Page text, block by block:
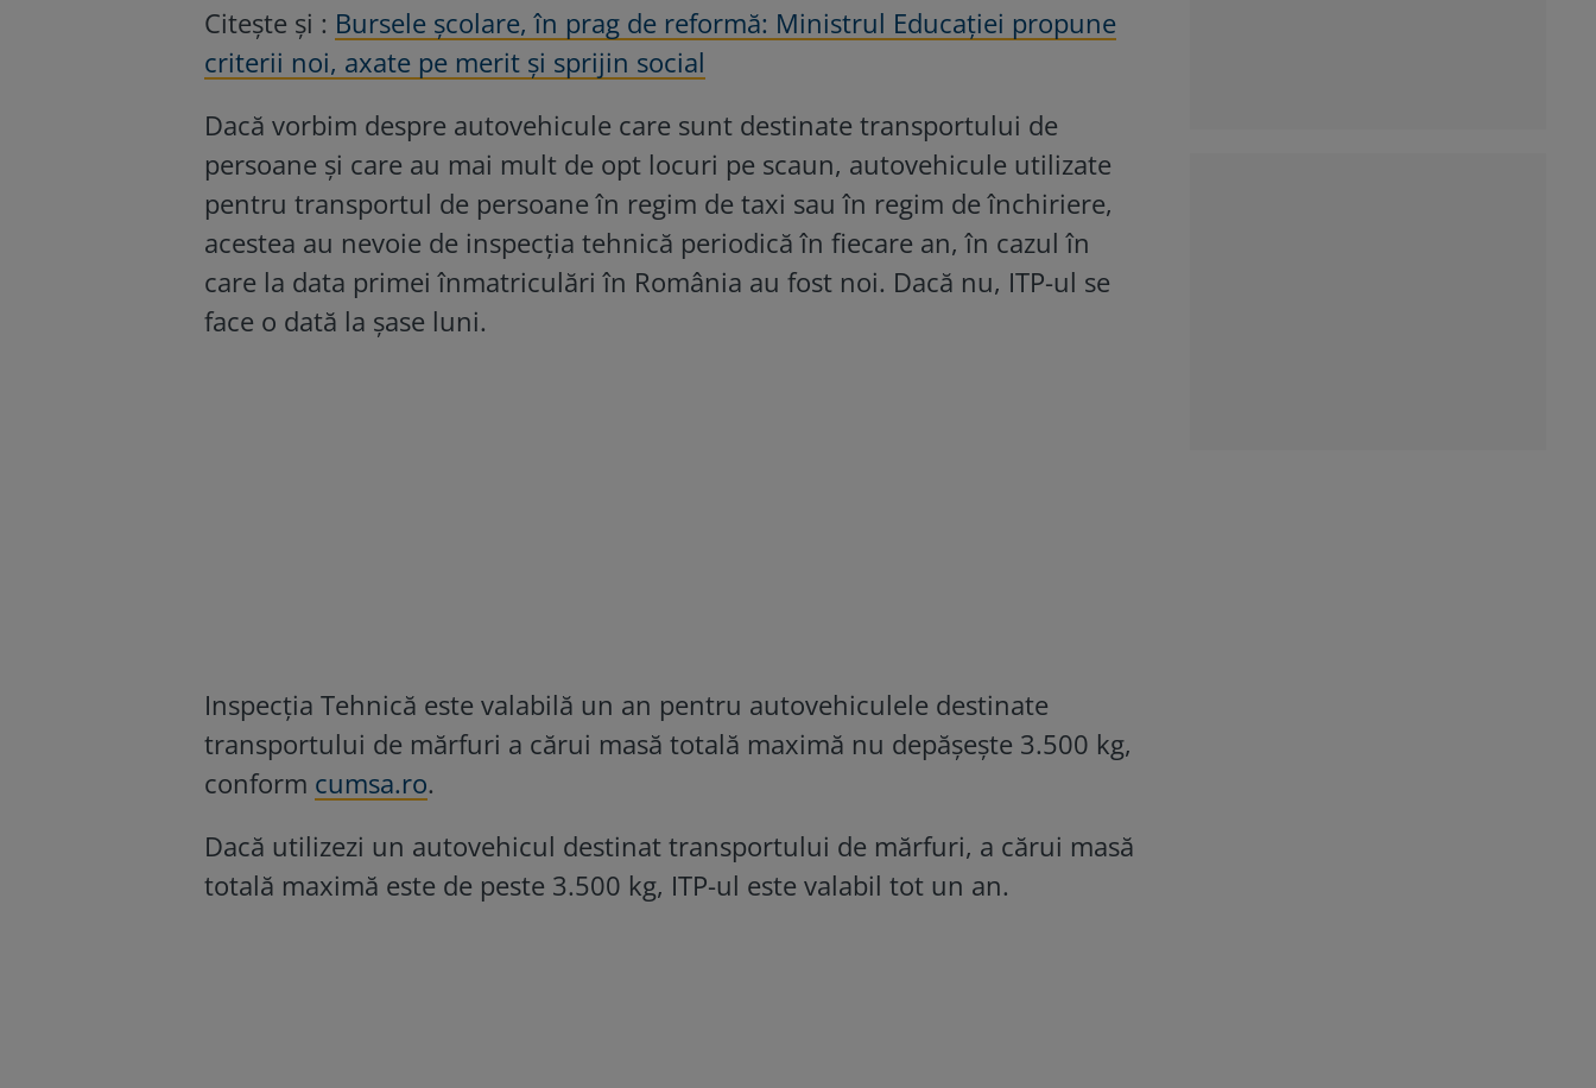
Citește și : Bursele școlare, în prag de reformă: Ministrul Educației propune
criterii noi, axate pe merit și sprijin social
Dacă vorbim despre autovehicule care sunt destinate transportului de
persoane și care au mai mult de opt locuri pe scaun, autovehicule utilizate
pentru transportul de persoane în regim de taxi sau în regim de închiriere,
acestea au nevoie de inspecția tehnică periodică în fiecare an, în cazul în
care la data primei înmatriculări în România au fost noi. Dacă nu, ITP-ul se
face o dată la șase luni.
Inspecția Tehnică este valabilă un an pentru autovehiculele destinate
transportului de mărfuri a cărui masă totală maximă nu depășește 3.500 kg,
conform cumsa.ro.
Dacă utilizezi un autovehicul destinat transportului de mărfuri, a cărui masă
totală maximă este de peste 3.500 kg, ITP-ul este valabil tot un an.